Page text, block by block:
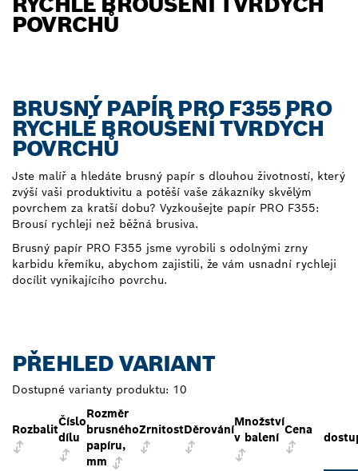
POVRCHŮ
BRUSNÝ PAPÍR PRO F355 PRO
RYCHLÉ BROUŠENÍ TVRDÝCH
POVRCHŮ
Jste malíř a hledáte brusný papír s dlouhou životností, který
zvýší vaši produktivitu a potěší vaše zákazníky skvělým
povrchem za kratší dobu? Vyzkoušejte papír PRO F355:
Brousí rychleji než běžná brusiva.
Brusný papír PRO F355 jsme vyrobili s odolnými zrny
karbidu křemíku, abychom zajistili, že vám usnadní rychleji
docílit vynikajícího povrchu.
PŘEHLED VARIANT
Dostupné varianty produktu: 10
Rozbalit
Číslo
dílu
Rozměr
brusného
papíru,
mm
ZrnitostDěrování
Množství
v balení
Cena